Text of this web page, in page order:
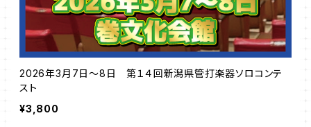
2026年3月7日～8日 第１４回新潟県管打楽器ソロコンテ
スト
¥3,800